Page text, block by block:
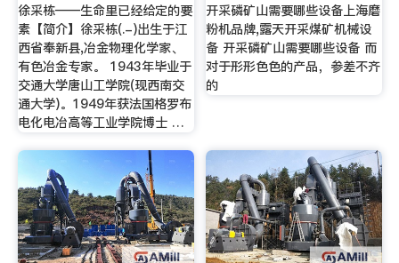
徐采栋——生命里已经给定的要
素【简介】徐采栋(.-)出生于江
西省奉新县,冶金物理化学家、
有色冶金专家。 1943年毕业于
交通大学唐山工学院(现西南交
通大学)。1949年获法国格罗布
电化电冶高等工业学院博士 …
开采磷矿山需要哪些设备上海磨
粉机品牌,露天开采煤矿机械设
备 开采磷矿山需要哪些设备 而
对于形形色色的产品，参差不齐
的